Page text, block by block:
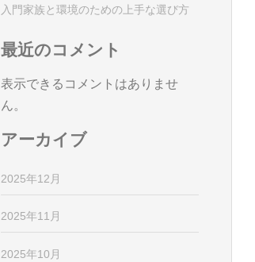
入門家族と環境のための上手な選び方
最近のコメント
表示できるコメントはありませ
ん。
アーカイブ
2025年12月
2025年11月
2025年10月